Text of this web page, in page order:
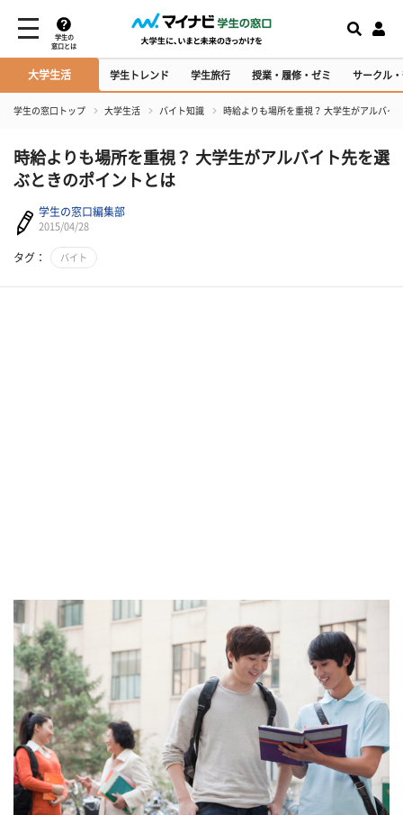
学生の
窓口とは
大学生活 学生トレンド 学生旅行 授業・履修・ゼミ サークル
学生の窓口トップ 大学生活 バイト知識 時給よりも場所を重視？ 大学生がアルバイ
時給よりも場所を重視？ 大学生がアルバイト先を選
ぶときのポイントとは
学生の窓口編集部
2015/04/28
タグ： バイト